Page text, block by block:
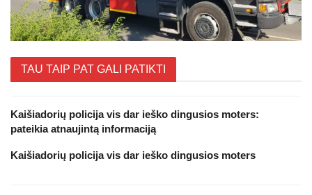
TAU TAIP PAT GALI PATIKTI
Kaišiadorių policija vis dar ieško dingusios moters:
pateikia atnaujintą informaciją
Kaišiadorių policija vis dar ieško dingusios moters